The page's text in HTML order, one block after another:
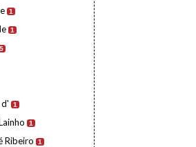
1
1
5
1
1
Ribeiro 1